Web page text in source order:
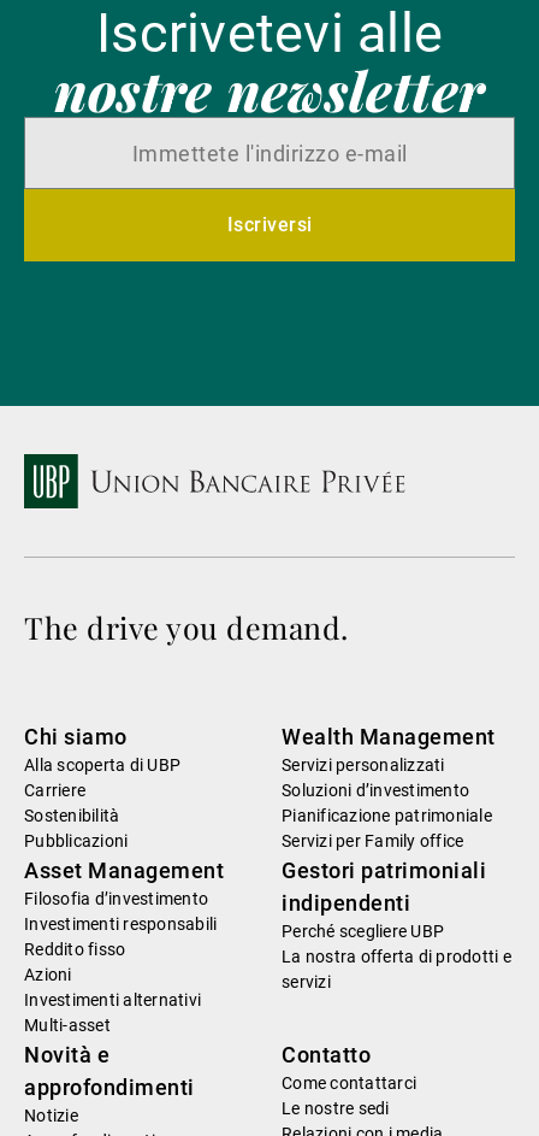
Iscrivetevi alle
nostre newsletter
Iscriversi
The drive you demand.
Chi siamo
Alla scoperta di UBP
Carriere
Sostenibilità
Pubblicazioni
Wealth Management
Servizi personalizzati
Soluzioni d’investimento
Pianificazione patrimoniale
Servizi per Family office
Asset Management
Filosofia d’investimento
Investimenti responsabili
Reddito fisso
Azioni
Investimenti alternativi
Multi-asset
Gestori patrimoniali
indipendenti
Perché scegliere UBP
La nostra offerta di prodotti e
servizi
Novità e
approfondimenti
Notizie
Contatto
Come contattarci
Le nostre sedi